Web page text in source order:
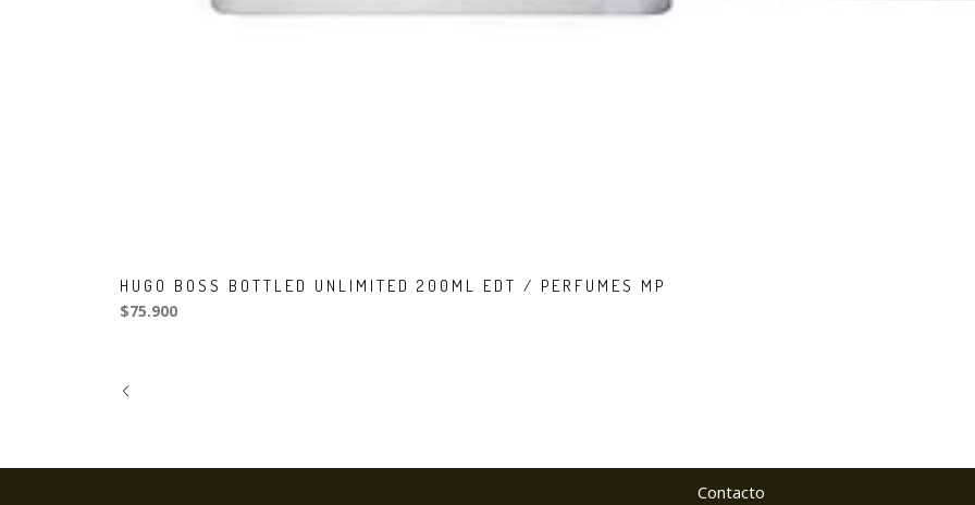
HUGO BOSS BOTTLED UNLIMITED 200ML EDT / PERFUMES MP
$75.900
Contacto